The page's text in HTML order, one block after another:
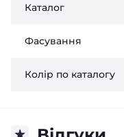
Каталог
Фасування
Колір по каталогу